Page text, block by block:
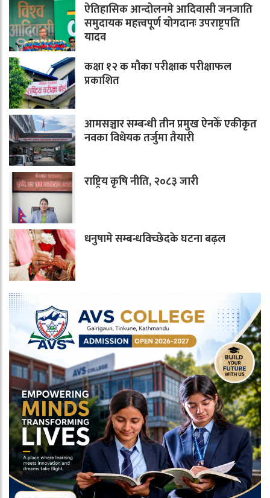
ऐतिहासिक आन्दोलनमे आदिवासी जनजाति
समुदायक महत्त्वपूर्ण योगदानः उपराष्ट्रपति
यादव
कक्षा १२ क मौका परीक्षाक परीक्षाफल
प्रकाशित
आमसञ्चार सम्बन्धी तीन प्रमुख ऐनकेँ एकीकृत
नवका विधेयक तर्जुमा तैयारी
राष्ट्रिय कृषि नीति, २०८३ जारी
धनुषामे सम्बन्धविच्छेदके घटना बढ़ल